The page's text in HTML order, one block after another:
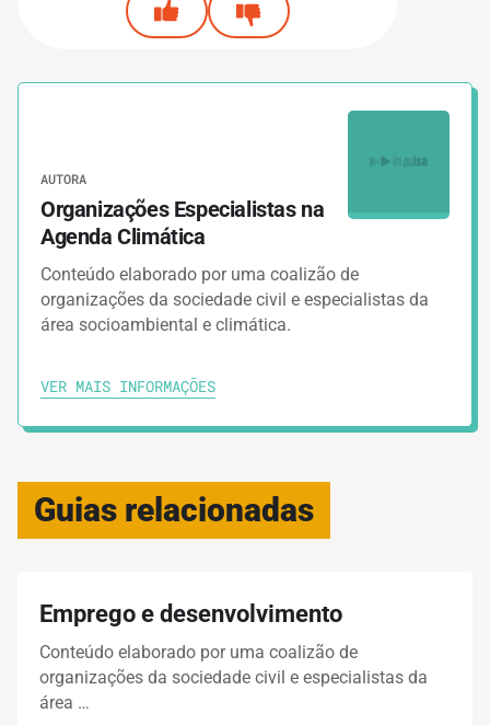
AUTORA
Organizações Especialistas na
Agenda Climática
Conteúdo elaborado por uma coalizão de
organizações da sociedade civil e especialistas da
área socioambiental e climática.
VER MAIS INFORMAÇÕES
Guias relacionadas
Emprego e desenvolvimento
Conteúdo elaborado por uma coalizão de
organizações da sociedade civil e especialistas da
área …